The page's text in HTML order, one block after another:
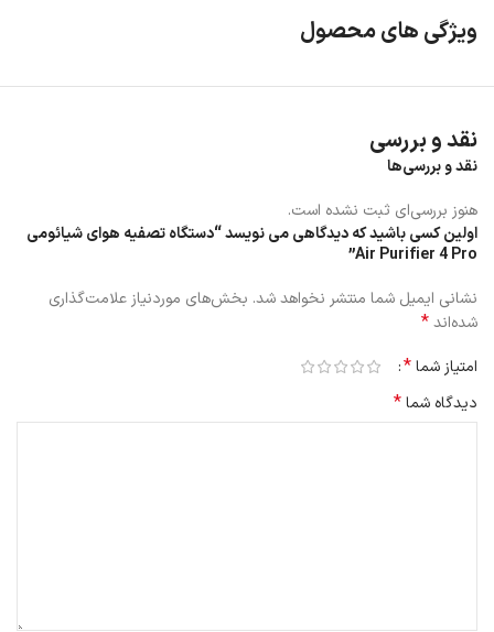
ویژگی های محصول
نقد و بررسی
نقد و بررسی‌ها
هنوز بررسی‌ای ثبت نشده است.
اولین کسی باشید که دیدگاهی می نویسد “دستگاه تصفیه هوای شیائومی
Air Purifier 4 Pro”
نشانی ایمیل شما منتشر نخواهد شد. بخش‌های موردنیاز علامت‌گذاری
شده‌اند*
امتیاز شما*
دیدگاه شما*